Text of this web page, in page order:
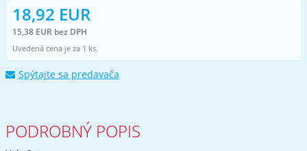
18,92 EUR
15,38 EUR bez DPH
Uvedená cena je za 1 ks.
Spýtajte sa predavača
PODROBNÝ POPIS